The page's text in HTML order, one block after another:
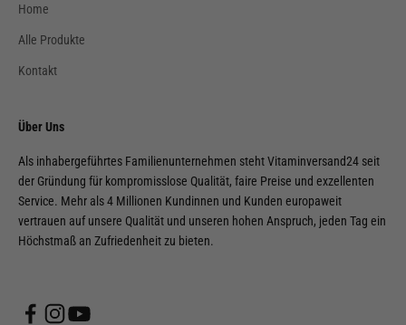
Home
Alle Produkte
Kontakt
Über Uns
Als inhabergeführtes Familienunternehmen steht Vitaminversand24 seit
der Gründung für kompromisslose Qualität, faire Preise und exzellenten
Service. Mehr als 4 Millionen Kundinnen und Kunden europaweit
vertrauen auf unsere Qualität und unseren hohen Anspruch, jeden Tag ein
Höchstmaß an Zufriedenheit zu bieten.